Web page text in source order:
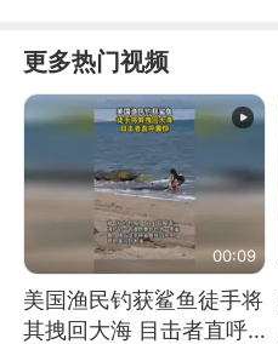
更多热门视频
00:09
美国渔民钓获鲨鱼徒手将
其拽回大海 目击者直呼